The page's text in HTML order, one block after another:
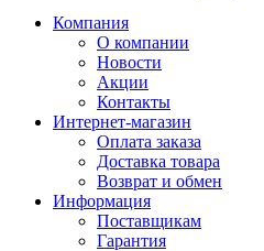
Компания
О компании
Новости
Акции
Контакты
Интернет-магазин
Оплата заказа
Доставка товара
Возврат и обмен
Информация
Поставщикам
Гарантия